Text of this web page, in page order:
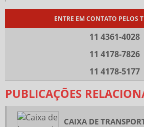
ENTRE EM CONTATO PELOS
11 4361-4028
11 4178-7826
11 4178-5177
PUBLICAÇÕES
CAIXA DE